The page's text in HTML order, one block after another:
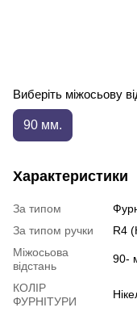
Виберіть міжосьову
90 мм.
Характеристики
За типом
За типом ручки
R4
Міжосьова
відстань
90-
КОЛІР
ФУРНІТУРИ